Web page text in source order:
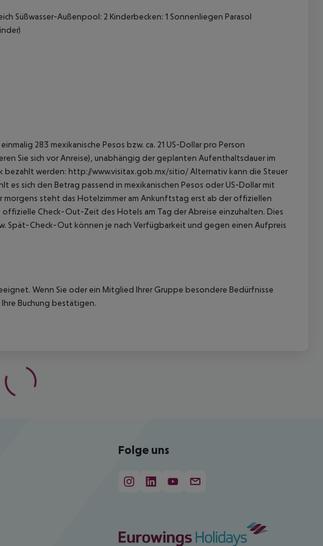
Süßwasser-Außenpool: 2 Kinderbecken: 1 Sonnenliegen Parasol
283 mexikanische Pesos bzw. ca. 21 US-Dollar pro Person
Sie sich vor Anreise), unabhängig der geplanten Aufenthaltsdauer im
werden: http://www.visitax.gob.mx/sitio/ Alternativ kann die Steuer
es sich den Betrag passend in mexikanischen Pesos oder US-Dollar mit
steht das Hotelzimmer am Ankunftstag erst ab der offiziellen
Check-Out-Zeit des Hotels am Tag der Abreise einzuhalten. Dies
Spät-Check-Out können je nach Verfügbarkeit und gegen einen Aufpreis
Wenn Sie oder ein Mitglied Ihrer Gruppe besondere Bedürfnisse
Buchung bestätigen.
Folge uns